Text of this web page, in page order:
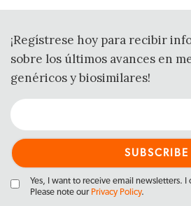
¡Regístrese hoy para recibir
sobre los últimos avances en
genéricos y biosimilares!
Yes, I want to receive email newsletters. I
Please note our Privacy Policy.